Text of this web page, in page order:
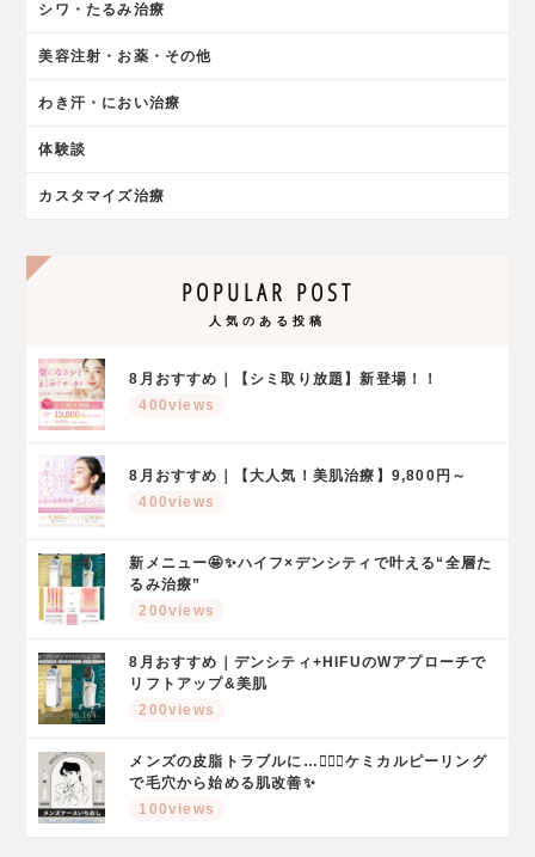
シワ・たるみ治療
美容注射・お薬・その他
わき汗・におい治療
体験談
カスタマイズ治療
POPULAR POST
人気のある投稿
8月おすすめ｜【シミ取り放題】新登場！！
400views
8月おすすめ｜【大人気！美肌治療】9,800円～
400views
新メニュー🤩✨ハイフ×デンシティで叶える“全層た
るみ治療”
200views
8月おすすめ｜デンシティ+HIFUのWアプローチで
リフトアップ&美肌
200views
メンズの皮脂トラブルに…🤦🏻‍♂️ケミカルピーリング
で毛穴から始める肌改善✨
100views